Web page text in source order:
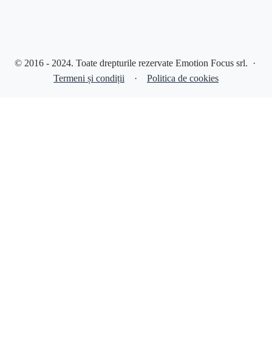
© 2016 - 2024. Toate drepturile rezervate Emotion Focus srl. ·
Termeni și condiții · Politica de cookies